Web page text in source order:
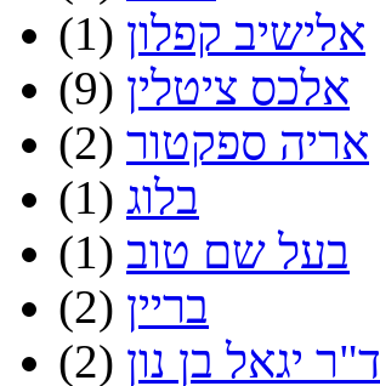
אלישיב קפלון (1)
אלכס ציטלין (9)
אריה ספקטור (2)
בלוג (1)
בעל שם טוב (1)
בריין (2)
ד"ר יגאל בן נון (2)